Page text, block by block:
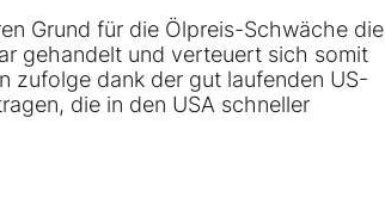
Grund für die Ölpreis-Schwäche die
gehandelt und verteuert sich somit
zufolge dank der gut laufenden US-
die in den USA schneller